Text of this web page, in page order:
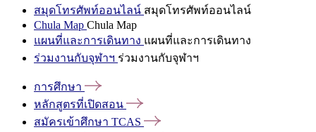
สมุดโทรศัพท์ออนไลน์ สมุดโทรศัพท์ออนไลน์
Chula Map Chula Map
แผนที่และการเดินทาง แผนที่และการเดินทาง
ร่วมงานกับจุฬาฯ ร่วมงานกับจุฬาฯ
การศึกษา
หลักสูตรที่เปิดสอน
สมัครเข้าศึกษา TCAS